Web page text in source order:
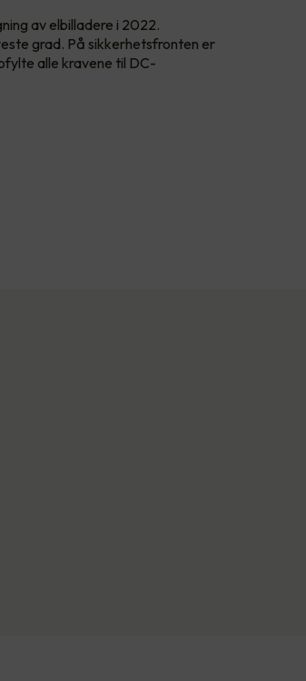
av elbilladere i 2022.
grad. På sikkerhetsfronten er
alle kravene til DC-